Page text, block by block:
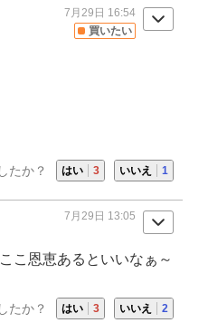
買いたい
7月29日 16:54
たか？ はい 3 いいえ 1
7月29日 13:05
こ恩恵あるといいなぁ～
たか？ はい 3 いいえ 2